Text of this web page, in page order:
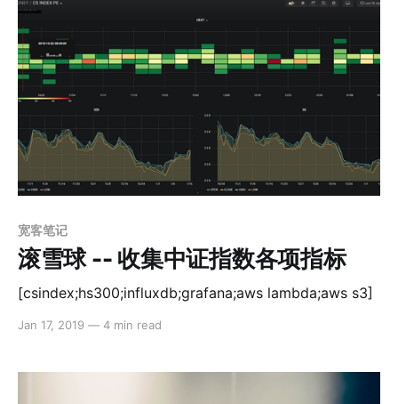
宽客笔记
滚雪球 -- 收集中证指数各项指标
[csindex;hs300;influxdb;grafana;aws lambda;aws s3]
Jan 17, 2019 — 4 min read